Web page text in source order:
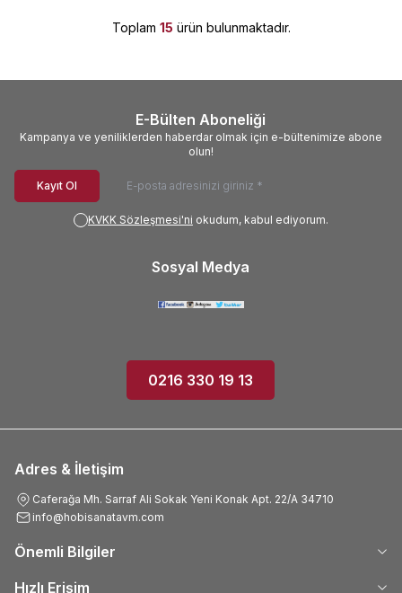
Toplam 15 ürün bulunmaktadır.
E-Bülten Aboneliği
Kampanya ve yeniliklerden haberdar olmak için e-bültenimize abone
olun!
Kayıt Ol
KVKK Sözleşmesi'ni okudum, kabul ediyorum.
Sosyal Medya
0216 330 19 13
Adres & İletişim
Caferağa Mh. Sarraf Ali Sokak Yeni Konak Apt. 22/A 34710
info@hobisanatavm.com
Önemli Bilgiler
Hızlı Erişim